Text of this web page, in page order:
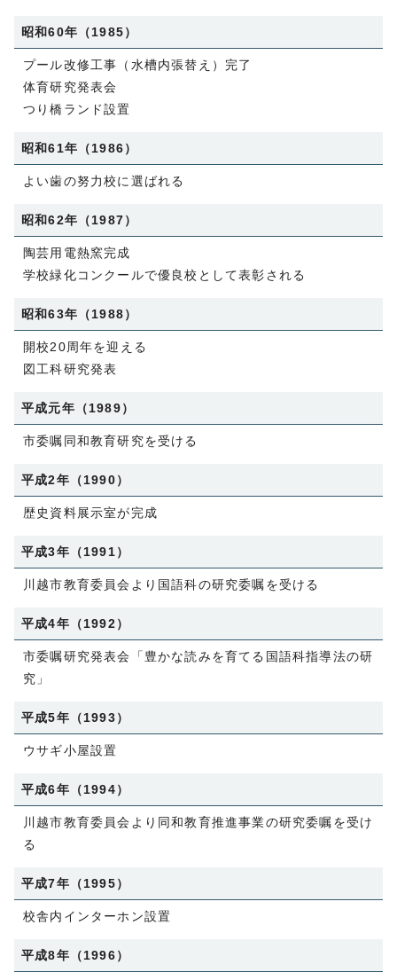
昭和60年（1985）
プール改修工事（水槽内張替え）完了
体育研究発表会
つり橋ランド設置
昭和61年（1986）
よい歯の努力校に選ばれる
昭和62年（1987）
陶芸用電熱窯完成
学校緑化コンクールで優良校として表彰される
昭和63年（1988）
開校20周年を迎える
図工科研究発表
平成元年（1989）
市委嘱同和教育研究を受ける
平成2年（1990）
歴史資料展示室が完成
平成3年（1991）
川越市教育委員会より国語科の研究委嘱を受ける
平成4年（1992）
市委嘱研究発表会「豊かな読みを育てる国語科指導法の研
究」
平成5年（1993）
ウサギ小屋設置
平成6年（1994）
川越市教育委員会より同和教育推進事業の研究委嘱を受け
る
平成7年（1995）
校舎内インターホン設置
平成8年（1996）